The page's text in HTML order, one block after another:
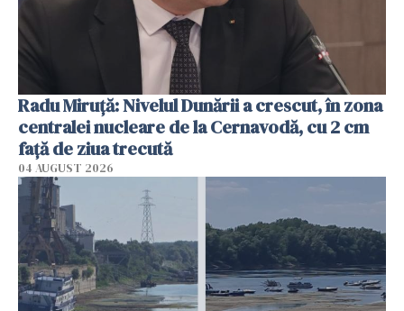
Radu Miruţă: Nivelul Dunării a crescut, în zona
centralei nucleare de la Cernavodă, cu 2 cm
faţă de ziua trecută
04 AUGUST 2026